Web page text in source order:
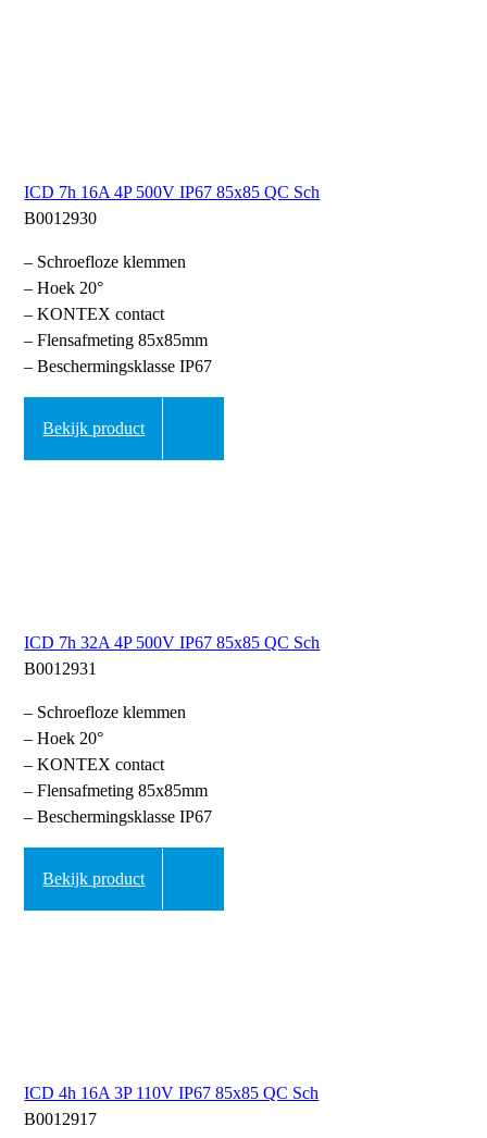
ICD 7h 16A 4P 500V IP67 85x85 QC Sch
B0012930
– Schroefloze klemmen
– Hoek 20°
– KONTEX contact
– Flensafmeting 85x85mm
– Beschermingsklasse IP67
Bekijk product
ICD 7h 32A 4P 500V IP67 85x85 QC Sch
B0012931
– Schroefloze klemmen
– Hoek 20°
– KONTEX contact
– Flensafmeting 85x85mm
– Beschermingsklasse IP67
Bekijk product
ICD 4h 16A 3P 110V IP67 85x85 QC Sch
B0012917